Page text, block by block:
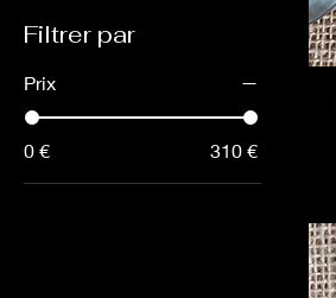
Filtrer par
Prix
0 € 310 €